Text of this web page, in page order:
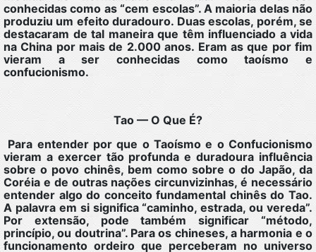
conhecidas como as “cem escolas”. A maioria delas não
produziu um efeito duradouro. Duas escolas, porém, se
destacaram de tal maneira que têm influenciado a vida
na China por mais de 2.000 anos. Eram as que por fim
vieram a ser conhecidas como taoísmo e
confucionismo.
Tao — O Que É?
Para entender por que o Taoísmo e o Confucionismo
vieram a exercer tão profunda e duradoura influência
sobre o povo chinês, bem como sobre o do Japão, da
Coréia e de outras nações circunvizinhas, é necessário
entender algo do conceito fundamental chinês do Tao.
A palavra em si significa “caminho, estrada, ou vereda”.
Por extensão, pode também significar “método,
princípio, ou doutrina”. Para os chineses, a harmonia e o
funcionamento ordeiro que perceberam no universo